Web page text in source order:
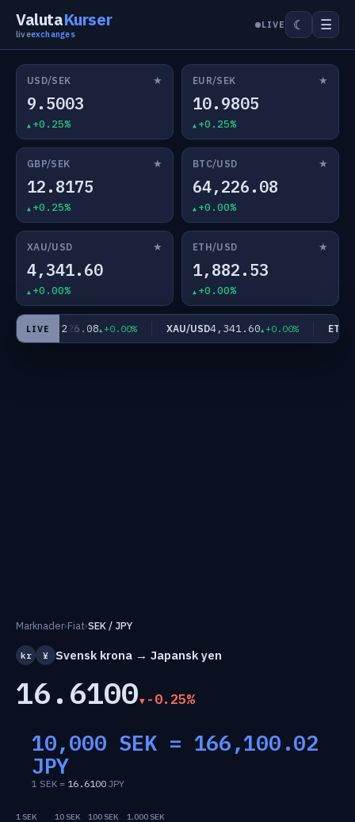
ValutaKurser
liveexchanges
LIVE ☾ ☰
USD/SEK ★
9.5003
+0.25%
EUR/SEK ★
10.9805
+0.25%
GBP/SEK ★
12.8175
+0.25%
BTC/USD ★
64,226.08
+0.00%
XAU/USD ★
4,341.60
+0.00%
ETH/USD ★
1,882.53
+0.00%
LIVE
USD64,226.08 +0.00% XAU/USD4,341.60 +0.00% ETH/
Marknader›Fiat›SEK / JPY
kr ¥ Svensk krona → Japansk yen
16.6100 -0.25%
10,000 SEK = 166,100.02
JPY
1 SEK = 16.6100 JPY
1 SEK 10 SEK 100 SEK 1,000 SEK